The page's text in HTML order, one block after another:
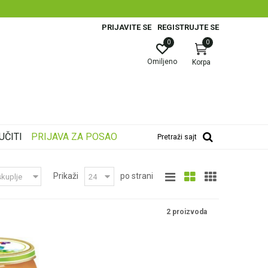
PRIJAVITE SE REGISTRUJTE SE
Korpa
0
Omiljeno
0
PRIJAVA ZA POSAO Pretraži sajt
Prikaži po strani
2 proizvoda